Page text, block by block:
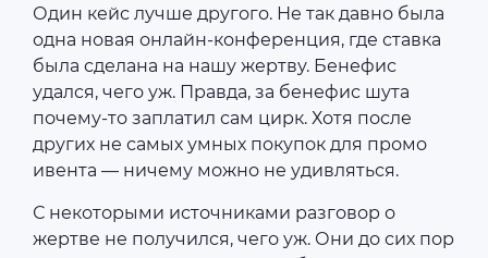
Один кейс лучше другого. Не так давно была
одна новая онлайн-конференция, где ставка
была сделана на нашу жертву. Бенефис
удался, чего уж. Правда, за бенефис шута
почему-то заплатил сам цирк. Хотя после
других не самых умных покупок для промо
ивента — ничему можно не удивляться.
С некоторыми источниками разговор о
жертве не получился, чего уж. Они до сих пор